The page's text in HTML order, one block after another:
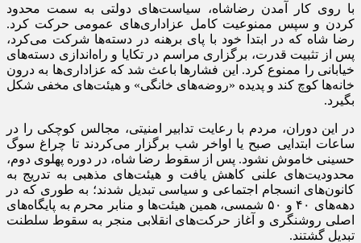
با روی کار آمدن رضاشاه، سیاست‌های دولتی به سمت محدود
کردن و سپس ممنوعیت کامل عزاداری‌های عمومی حرکت کرد.
رضا شاه که در ابتدا خود با پای برهنه در دسته‌ها شرکت می‌کرد،
پس از تثبیت قدرت، برگزاری مراسم در تکایا و راه‌اندازی دسته‌های
خیابانی را ممنوع کرد. این فشارها باعث شد که عزاداری‌ها به درون
خانه‌ها کوچ کند و پدیده «روضه‌های خانگی» و هیئت‌های مخفی شکل
بگیرد.
در این دوران، مردم با رعایت تدابیر امنیتی، مجالس کوچکی را در
ساعات ابتدایی صبح یا اواخر شب برگزار می‌کردند تا چراغ سوگ
حسینی خاموش نشود. پس از سقوط رضا شاه، در دوره پهلوی دوم،
محدودیت‌های علنی کاهش یافت و هیئت‌های مذهبی به تدریج به
کانون‌های انسجام اجتماعی و سیاسی تبدیل شدند؛ به طوری که در
دهه‌های ۴۰ و ۵۰ شمسی، همین هیئت‌ها و منابر محرم به پایگاه‌های
اصلی روشنگری و آغاز حرکت‌های انقلابی منجر به سقوط سلطنت
تبدیل گشتند.